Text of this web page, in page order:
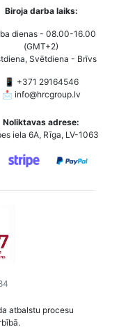
Biroja darba laiks:
dienas - 08.00-16.00
(GMT+2)
Svētdiena - Brīvs
📱 +371 29164546
📩 info@hrcgroup.lv
Noliktavas adrese:
iela 6A, Rīga, LV-1063
atbalstu procesu